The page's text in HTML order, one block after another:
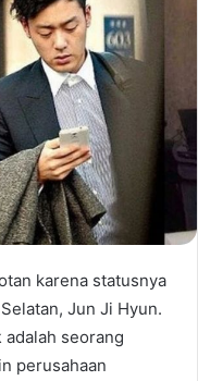
karena statusnya
Jun Ji Hyun.
adalah seorang
perusahaan